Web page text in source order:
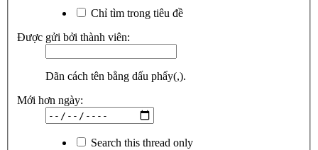
Chỉ tìm trong tiêu đề
Được gửi bởi thành viên:
Dãn cách tên bằng dấu phẩy(,).
Mới hơn ngày:
Search this thread only